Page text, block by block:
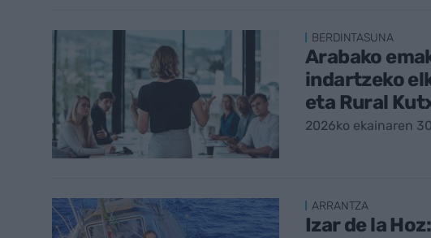
BERDINTASUNA
Arabako
indartzeko
eta Rural
2026ko ekainaren
ARRANTZA
Izar de la